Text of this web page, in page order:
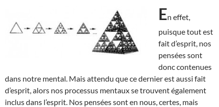
En effet,
puisque tout est
fait d’esprit, nos
pensées sont
donc contenues
dans notre mental. Mais attendu que ce dernier est aussi fait
d’esprit, alors nos processus mentaux se trouvent également
inclus dans l’esprit. Nos pensées sont en nous, certes, mais